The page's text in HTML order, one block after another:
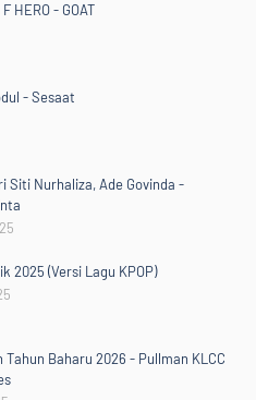
HERO - GOAT
- Sesaat
Siti Nurhaliza, Ade Govinda -
2025 (Versi Lagu KPOP)
Baharu 2026 - Pullman KLCC